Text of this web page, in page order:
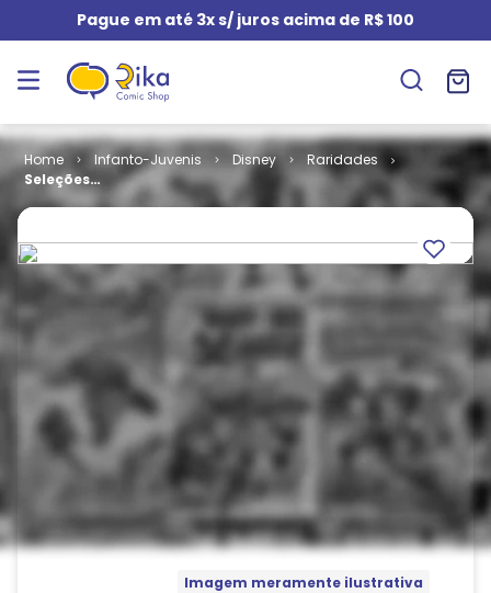
Pague em até 3x s/ juros acima de R$ 100
Infanto-Juvenis Disney
Raridades
Seleções
Coloridas #
Imagem meramente ilustrativa